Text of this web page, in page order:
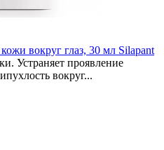
вокруг глаз, 30 мл Silapant
Устраняет проявление
вокруг...